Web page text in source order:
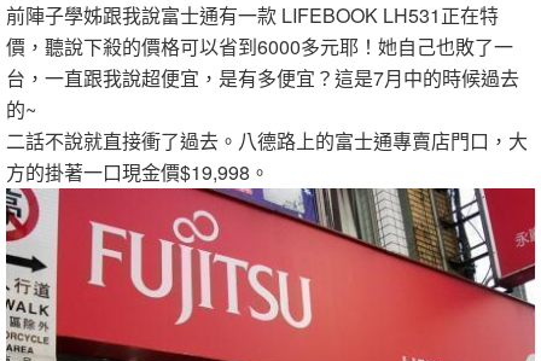
前陣子學姊跟我說富士通有一款 LIFEBOOK LH531正在特
價，聽說下殺的價格可以省到6000多元耶！她自己也敗了一
台，一直跟我說超便宜，是有多便宜？這是7月中的時候過去
的~
二話不說就直接衝了過去。八德路上的富士通專賣店門口，大
方的掛著一口現金價$19,998。